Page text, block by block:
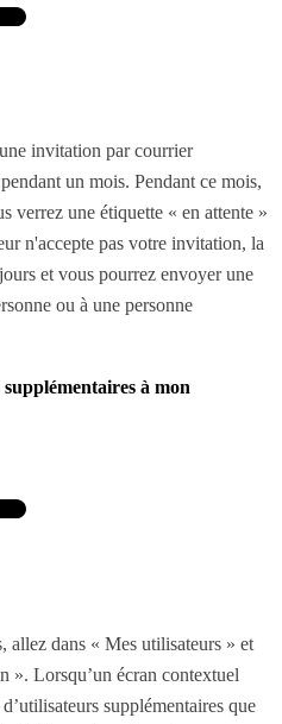
invitation par courrier
un mois. Pendant ce mois,
verrez une étiquette « en attente »
n'accepte pas votre invitation, la
et vous pourrez envoyer une
ou à une personne
à mon
allez dans « Mes utilisateurs » et
». Lorsqu’un écran contextuel
supplémentaires que